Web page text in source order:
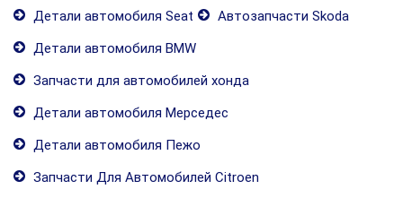
Детали автомобиля Seat
Автозапчасти Skoda
Детали автомобиля BMW
Запчасти для автомобилей хонда
Детали автомобиля Мерседес
Детали автомобиля Пежо
Запчасти Для Автомобилей Citroen